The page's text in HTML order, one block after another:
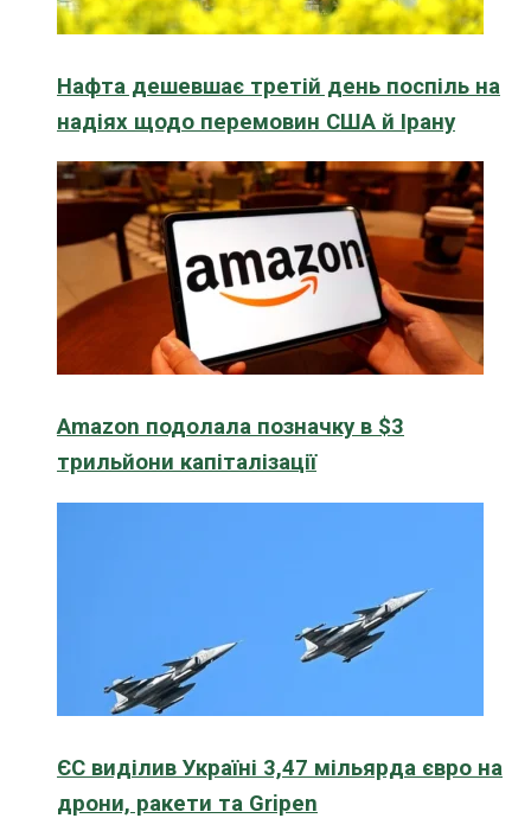
Нафта дешевшає третій день поспіль на
надіях щодо перемовин США й Ірану
Amazon подолала позначку в $3
трильйони капіталізації
ЄС виділив Україні 3,47 мільярда євро на
дрони, ракети та Gripen